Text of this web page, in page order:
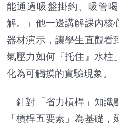
能通過吸盤掛鈎、吸管
解。」他一邊講解課內核
器材演示，讓學生直觀看
氣壓力如何『托住』水柱
化為可觸摸的實驗現象。
針對「省力槓桿」知識
「槓桿五要素」為基礎